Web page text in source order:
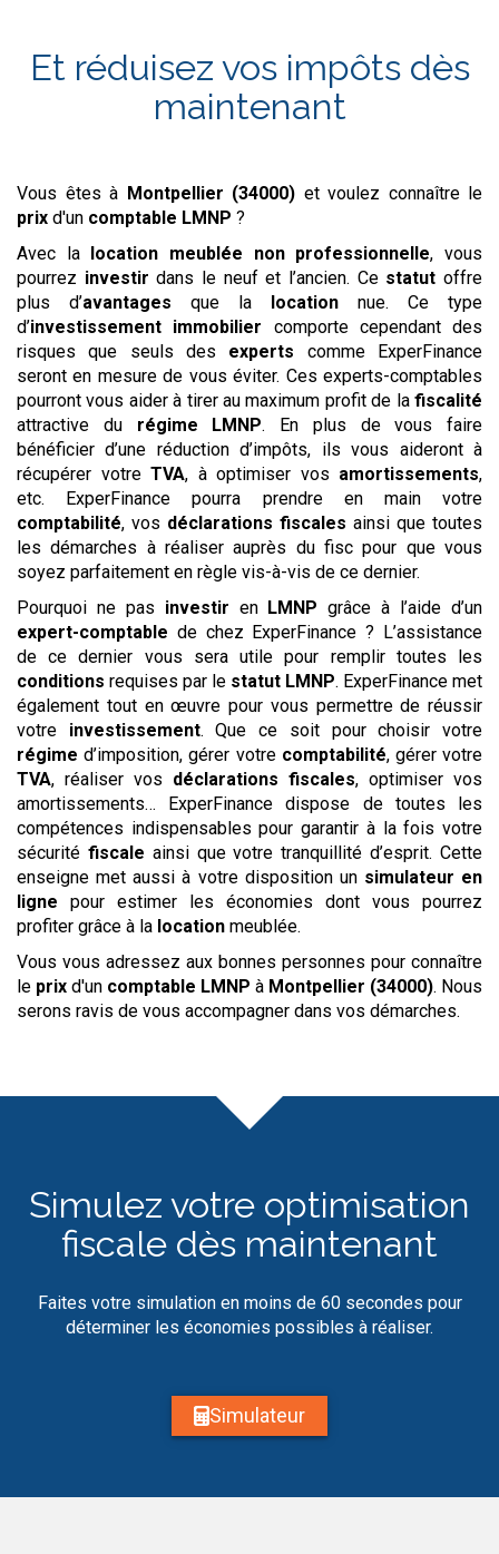
Et réduisez vos impôts dès
maintenant
Vous êtes à Montpellier (34000) et voulez connaître le
prix d'un comptable LMNP ?
Avec la location meublée non professionnelle, vous
pourrez investir dans le neuf et l’ancien. Ce statut offre
plus d’avantages que la location nue. Ce type
d’investissement immobilier comporte cependant des
risques que seuls des experts comme ExperFinance
seront en mesure de vous éviter. Ces experts-comptables
pourront vous aider à tirer au maximum profit de la fiscalité
attractive du régime LMNP. En plus de vous faire
bénéficier d’une réduction d’impôts, ils vous aideront à
récupérer votre TVA, à optimiser vos amortissements,
etc. ExperFinance pourra prendre en main votre
comptabilité, vos déclarations fiscales ainsi que toutes
les démarches à réaliser auprès du fisc pour que vous
soyez parfaitement en règle vis-à-vis de ce dernier.
Pourquoi ne pas investir en LMNP grâce à l’aide d’un
expert-comptable de chez ExperFinance ? L’assistance
de ce dernier vous sera utile pour remplir toutes les
conditions requises par le statut LMNP. ExperFinance met
également tout en œuvre pour vous permettre de réussir
votre investissement. Que ce soit pour choisir votre
régime d’imposition, gérer votre comptabilité, gérer votre
TVA, réaliser vos déclarations fiscales, optimiser vos
amortissements… ExperFinance dispose de toutes les
compétences indispensables pour garantir à la fois votre
sécurité fiscale ainsi que votre tranquillité d’esprit. Cette
enseigne met aussi à votre disposition un simulateur en
ligne pour estimer les économies dont vous pourrez
profiter grâce à la location meublée.
Vous vous adressez aux bonnes personnes pour connaître
le prix d'un comptable LMNP à Montpellier (34000). Nous
serons ravis de vous accompagner dans vos démarches.
Simulez votre optimisation
fiscale dès maintenant
Faites votre simulation en moins de 60 secondes pour
déterminer les économies possibles à réaliser.
Simulateur